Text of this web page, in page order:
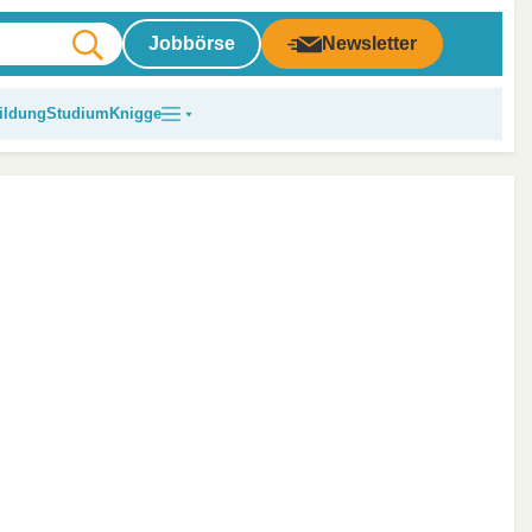
Jobbörse Newsletter
Studium Knigge